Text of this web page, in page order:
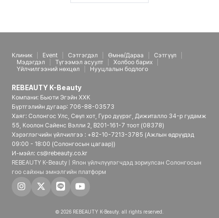
Клиник Event Сэтгэгдэл Өмнө/Дараа
Сэтгүүл
Мэдэгдэл
Түгээмэл асуулт
Холбоо барих
Үйлчилгээний нөхцөл
Нууцлалын бодлого
REBEAUTY K-Beauty
Компани: Бьюти Эгэйн ХХК
Бүртгэлийн дугаар: 706-88-03573
Хаяг: Солонгос Улс, Сөүл хот, Гуро дүүрэг, Дижиталло 34-р гудамж
55, Коолон Сайенс Вэлли 2, B201-161-7 тоот (08378)
Хэрэглэгчийн үйлчилгээ : +82-10-7213-3785 (Ажлын өдрүүдэд
09:00 - 18:00 (Солонгосын цагаар))
И-мэйл: cs@rebeauty.co.kr
REBEAUTY K-Beauty | Япон үйлчлүүлэгчдэд зориулсан Солонгосын
гоо сайхны эмнэлгийн платформ
© 2026 REBEAUTY K-Beauty. all rights reserved.